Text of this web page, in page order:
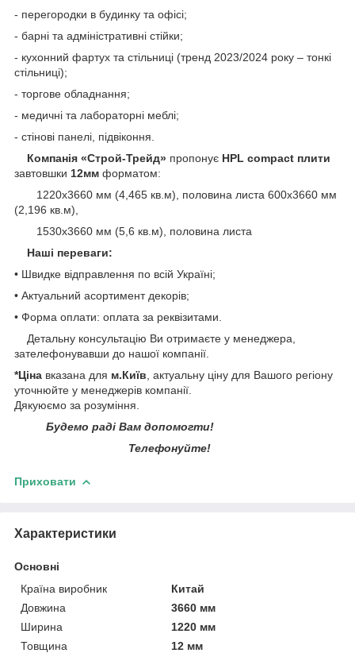
- перегородки в будинку та офісі;
- барні та адміністративні стійки;
- кухонний фартух та стільниці (тренд 2023/2024 року – тонкі
стільниці);
- торгове обладнання;
- медичні та лабораторні меблі;
- стінові панелі, підвіконня.
Компанія «Строй-Трейд» пропонує HPL compact плити
завтовшки 12мм форматом:
1220х3660 мм (4,465 кв.м), половина листа 600х3660 мм
(2,196 кв.м),
1530х3660 мм (5,6 кв.м), половина листа
Наші переваги:
• Швидке відправлення по всій Україні;
• Актуальний асортимент декорів;
• Форма оплати: оплата за реквізитами.
Детальну консультацію Ви отримаєте у менеджера,
зателефонувавши до нашої компанії.
*Ціна вказана для м.Київ , актуальну ціну для Вашого регіону
уточнюйте у менеджерів компанії.
Дякуюємо за розуміння.
Будемо раді Вам допомогти!
Телефонуйте!
Приховати
Характеристики
Основні
Країна виробник
Китай
Довжина
3660 мм
Ширина
1220 мм
Товщина
12 мм